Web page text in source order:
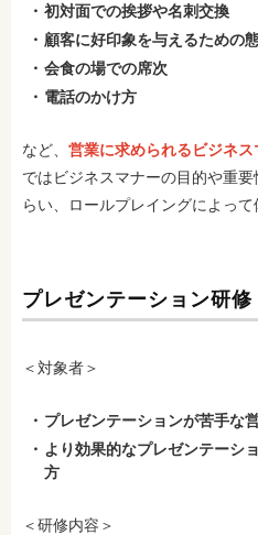
初対面での挨拶や名刺交換
顧客に好印象を与えるための
会食の場での席次
電話のかけ方
など、 営業に求められるビジネ
ではビジネスマナーの目的や重
らい、ロールプレイングによって
プレゼンテーション研修
＜対象者＞
プレゼンテーションが苦手な
より効果的なプレゼンテーシ
方
＜研修内容＞